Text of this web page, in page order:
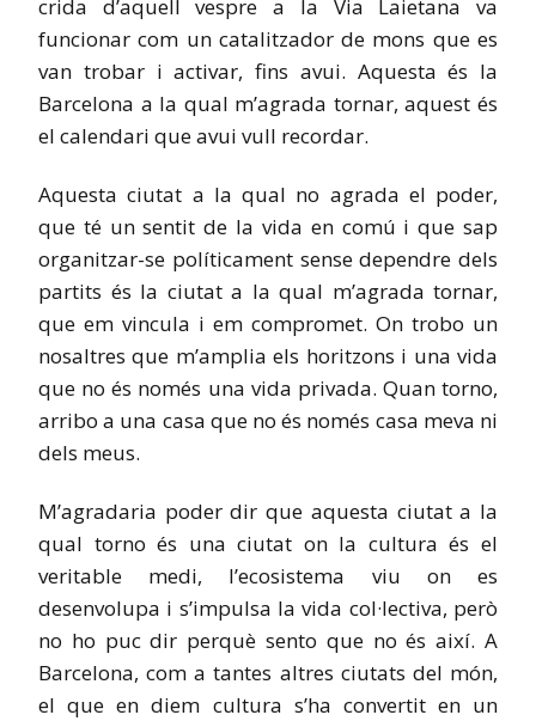
crida d’aquell vespre a la Via Laietana va
funcionar com un catalitzador de mons que es
van trobar i activar, fins avui. Aquesta és la
Barcelona a la qual m’agrada tornar, aquest és
el calendari que avui vull recordar.
Aquesta ciutat a la qual no agrada el poder,
que té un sentit de la vida en comú i que sap
organitzar-se políticament sense dependre dels
partits és la ciutat a la qual m’agrada tornar,
que em vincula i em compromet. On trobo un
nosaltres que m’amplia els horitzons i una vida
que no és només una vida privada. Quan torno,
arribo a una casa que no és només casa meva ni
dels meus.
M’agradaria poder dir que aquesta ciutat a la
qual torno és una ciutat on la cultura és el
veritable medi, l’ecosistema viu on es
desenvolupa i s’impulsa la vida col·lectiva, però
no ho puc dir perquè sento que no és així. A
Barcelona, com a tantes altres ciutats del món,
el que en diem cultura s’ha convertit en un